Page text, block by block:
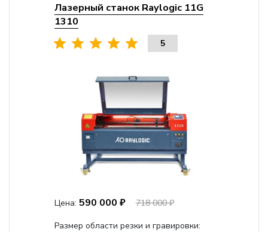
Лазерный станок Raylogic 11G
1310
5
Цена: 590 000 ₽
718 000 ₽
Размер области резки и гравировки: